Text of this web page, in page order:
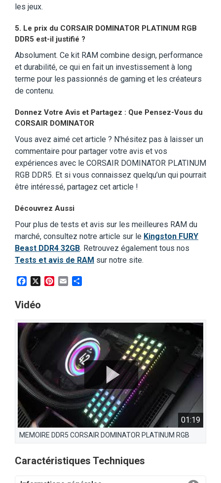
les jeux.
5. Le prix du CORSAIR DOMINATOR PLATINUM RGB
DDR5 est-il justifié ?
Absolument. Ce kit RAM combine design, performance
et durabilité, ce qui en fait un investissement à long
terme pour les passionnés de gaming et les créateurs
de contenu.
Donnez Votre Avis et Partagez : Que Pensez-Vous du
CORSAIR DOMINATOR
Vous avez aimé cet article ? N’hésitez pas à laisser un
commentaire pour partager votre avis et vos
expériences avec le CORSAIR DOMINATOR PLATINUM
RGB DDR5. Et si vous connaissez quelqu’un qui pourrait
être intéressé, partagez cet article !
Découvrez Aussi
Pour plus de tests et avis sur les meilleures RAM du
marché, consultez notre article sur le Kingston FURY
Beast DDR4 32GB. Retrouvez également tous nos
Tests et avis de RAM sur notre site.
FacebookPinterest
Email
Vidéo
01:19
MEMOIRE DDR5 CORSAIR DOMINATOR PLATINUM RGB
Caractéristiques Techniques